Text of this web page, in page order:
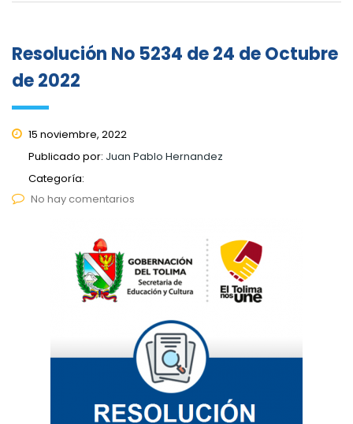
Resolución No 5234 de 24 de Octubre
de 2022
15 noviembre, 2022
Publicado por: Juan Pablo Hernandez
Categoría:
No hay comentarios